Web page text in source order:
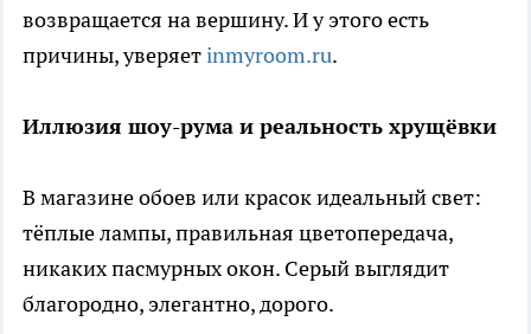
возвращается на вершину. И у этого есть
причины, уверяетinmyroom.ru.
Иллюзия шоу-рума и реальность хрущёвки
В магазине обоев или красок идеальный свет:
тёплые лампы, правильная цветопередача,
никаких пасмурных окон. Серый выглядит
благородно, элегантно, дорого.